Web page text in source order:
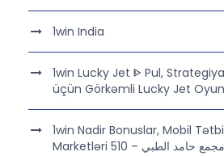
1win India
1win Lucky Jet ᐈ Pul,
üçün Görkəmli Lucky Jet
1win Nadir Bonuslar, Mobil
Marketləri مجمع حامد الطبي – 510